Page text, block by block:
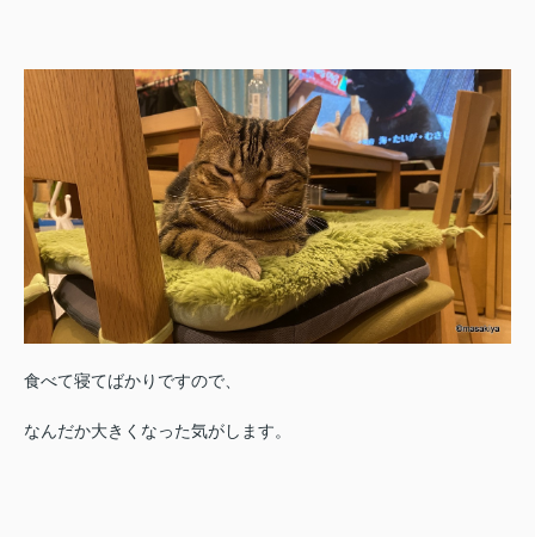
食べて寝てばかりですので、
なんだか大きくなった気がします。